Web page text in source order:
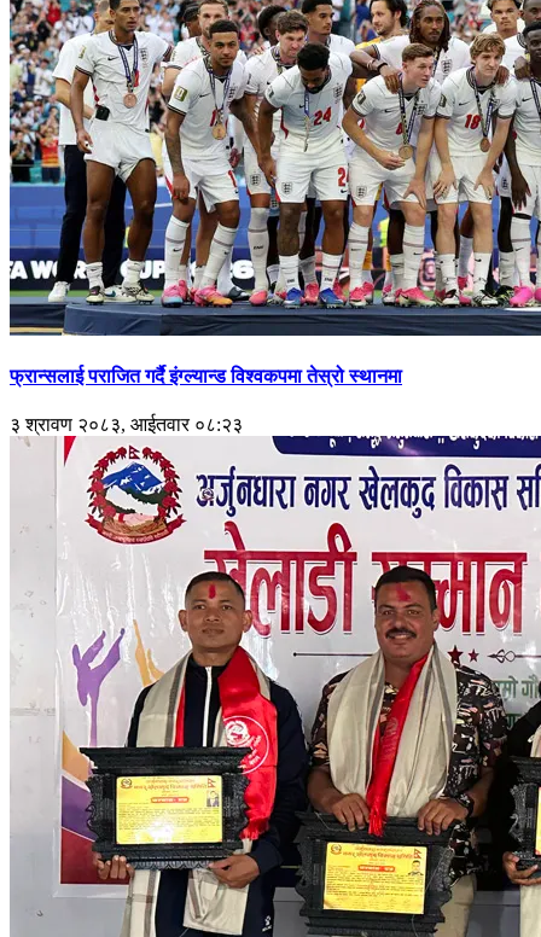
फ्रान्सलाई पराजित गर्दै इंग्ल्यान्ड विश्वकपमा तेस्रो स्थानमा
३ श्रावण २०८३, आईतवार ०८:२३